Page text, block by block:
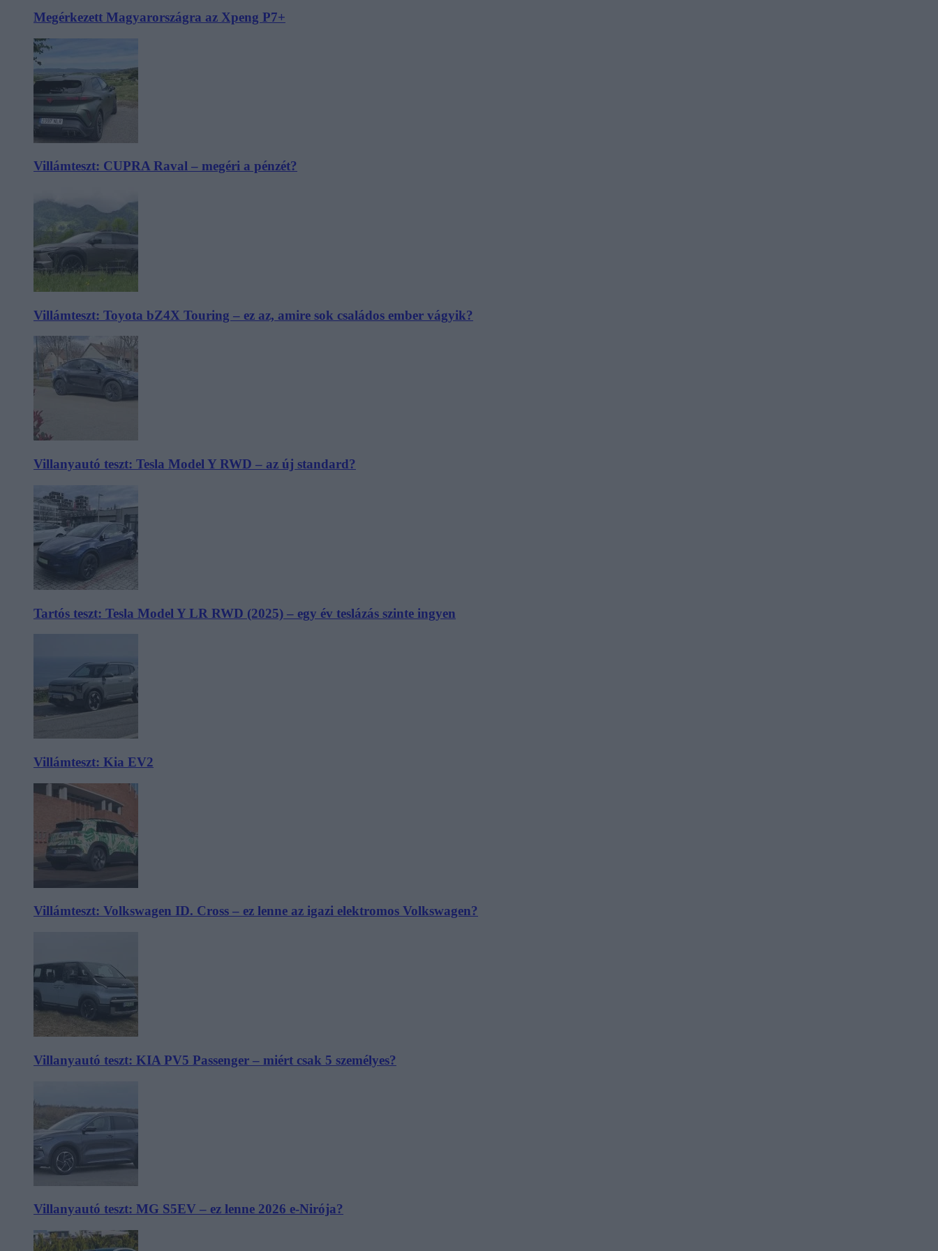
Megérkezett Magyarországra az Xpeng P7+
Villámteszt: CUPRA Raval – megéri a pénzét?
Villámteszt: Toyota bZ4X Touring – ez az, amire sok családos ember vágyik?
Villanyautó teszt: Tesla Model Y RWD – az új standard?
Tartós teszt: Tesla Model Y LR RWD (2025) – egy év teslázás szinte ingyen
Villámteszt: Kia EV2
Villámteszt: Volkswagen ID. Cross – ez lenne az igazi elektromos Volkswagen?
Villanyautó teszt: KIA PV5 Passenger – miért csak 5 személyes?
Villanyautó teszt: MG S5EV – ez lenne 2026 e-Nirója?